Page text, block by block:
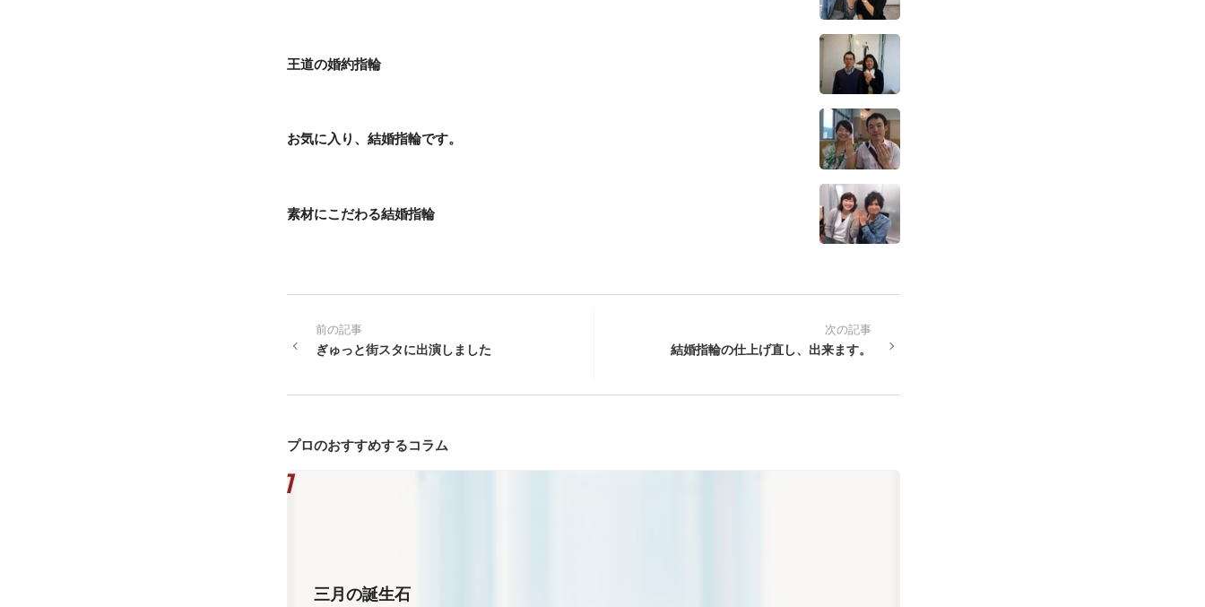
王道の婚約指輪
お気に入り、結婚指輪です。
素材にこだわる結婚指輪
前の記事
ぎゅっと街スタに出演しました
次の記事
結婚指輪の仕上げ直し、出来ます。
プロのおすすめするコラム
三月の誕生石